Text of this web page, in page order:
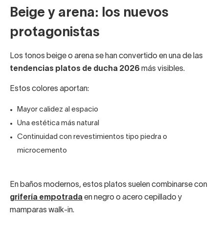
Beige y arena: los nuevos
protagonistas
Los tonos beige o arena se han convertido en una de las
tendencias platos de ducha 2026 más visibles.
Estos colores aportan:
Mayor calidez al espacio
Una estética más natural
Continuidad con revestimientos tipo piedra o
microcemento
En baños modernos, estos platos suelen combinarse con
grifería empotrada en negro o acero cepillado y
mamparas walk-in.